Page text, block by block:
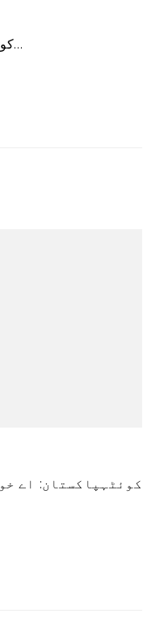
کوئٹہ، پاکستان سی این این – میں ایک مشتبہ خودکش دھماکے میں کم از کم نو پولیس اہلکار ہلاک اور…
کوئٹہپاکستان: اے خودکش بمبار پیر کو جنوب مغربی میں ان کے ٹرک پر حملے میں نو پولیس اہلکار ہلاک